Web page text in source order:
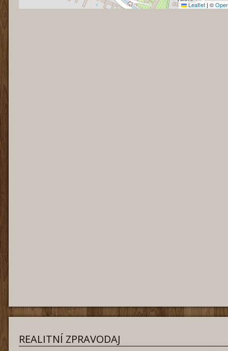
Leaflet | ©
REALITNÍ ZPRAVODAJ